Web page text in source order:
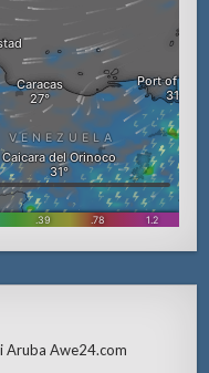
Aruba Awe24.com